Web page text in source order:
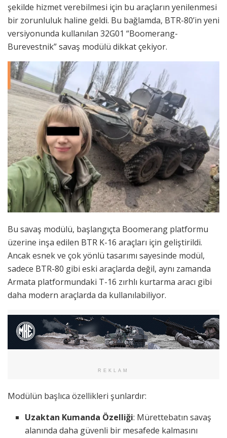
şekilde hizmet verebilmesi için bu araçların yenilenmesi
bir zorunluluk haline geldi. Bu bağlamda, BTR-80’in yeni
versiyonunda kullanılan 32G01 “Boomerang-
Burevestnik” savaş modülü dikkat çekiyor.
Bu savaş modülü, başlangıçta Boomerang platformu
üzerine inşa edilen BTR K-16 araçları için geliştirildi.
Ancak esnek ve çok yönlü tasarımı sayesinde modül,
sadece BTR-80 gibi eski araçlarda değil, aynı zamanda
Armata platformundaki T-16 zırhlı kurtarma aracı gibi
daha modern araçlarda da kullanılabiliyor.
REKLAM
Modülün başlıca özellikleri şunlardır:
Uzaktan Kumanda Özelliği: Mürettebatın savaş
alanında daha güvenli bir mesafede kalmasını